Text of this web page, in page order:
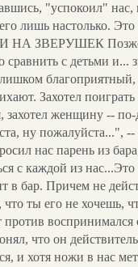
"успокоил" нас,
лишь настолько.
ЗВЕРУШЕК Позже,
сравнить с детьми и...
Захотел
захотел женщину --
ну пожалуйста...",
нас парень из
с каждой из
в бар. Причем не
что ты его не хочешь,
против
что он
и хотя ножи в нас